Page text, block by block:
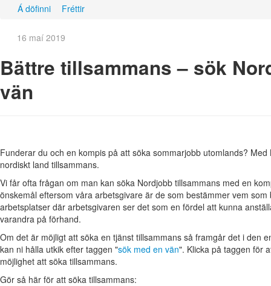
Á döfinni Fréttir
16 maí 2019
Bättre tillsammans – sök
vän
Funderar du och en kompis på att söka sommarjobb utomlands?
nordiskt land tillsammans.
Vi får ofta frågan om man kan söka Nordjobb tillsammans med en
önskemål eftersom våra arbetsgivare är de som bestämmer vem
arbetsplatser där arbetsgivaren ser det som en fördel att kunna
varandra på förhand.
Om det är möjligt att söka en tjänst tillsammans så framgår det i den
kan ni hålla utkik efter taggen "sök med en vän". Klicka på taggen för
möjlighet att söka tillsammans.
Gör så här för att söka tillsammans: